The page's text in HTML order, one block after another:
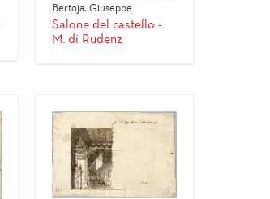
Bertoja, Giuseppe
Salone del castello -
M. di Rudenz